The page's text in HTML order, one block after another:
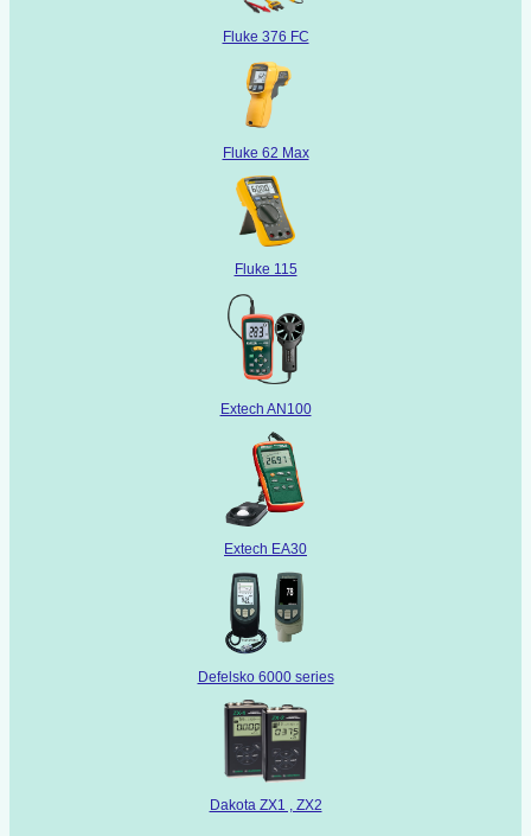
Fluke 376 FC
Fluke 62 Max
Fluke 115
Extech AN100
Extech EA30
Defelsko 6000 series
Dakota ZX1 , ZX2